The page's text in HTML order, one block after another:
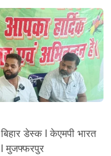
बिहार डेस्क l केएमपी भारत
l मुजफ्फरपुर